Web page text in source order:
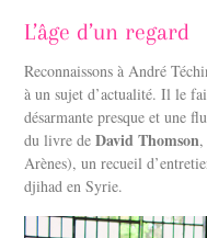
L’âge d’un regard
Reconnaissons à André
à un sujet d’actualité. Il le
désarmante presque et une
du livre deDavid Thomson
Arènes), un recueil
djihad en Syrie.